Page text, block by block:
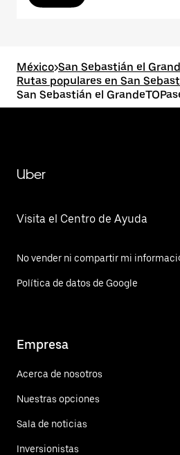
México>San Sebastián el
Rutas populares en San
San Sebastián el
Uber
Visita el Centro de Ayuda
No vender ni compartir mi
Política de datos de Google
Empresa
Acerca de nosotros
Nuestras opciones
Sala de noticias
Inversionistas